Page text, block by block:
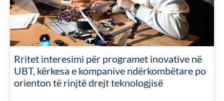
Rritet interesimi për programet inovative në
UBT, kërkesa e kompanive ndërkombëtare po
orienton të rinjtë drejt teknologjisë